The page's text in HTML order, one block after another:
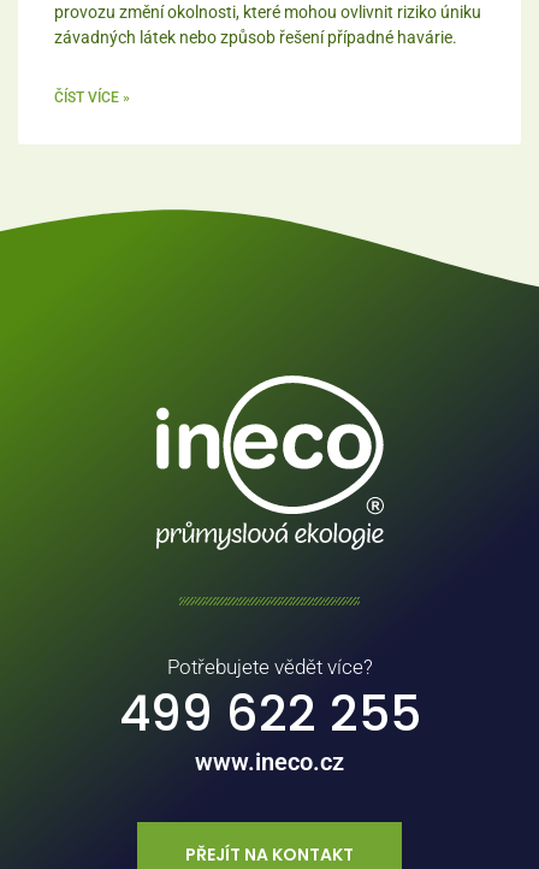
provozu změní okolnosti, které mohou ovlivnit riziko úniku
závadných látek nebo způsob řešení případné havárie.
ČÍST VÍCE »
Potřebujete vědět více?
499 622 255
www.ineco.cz
PŘEJÍT NA KONTAKT